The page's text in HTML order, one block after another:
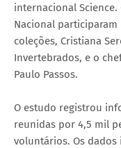
internacional
Nacional
coleções, Cristiana
Invertebrados, e o
Paulo Passos.
O estudo registrou
reunidas por 4,5 mil
voluntários. Os